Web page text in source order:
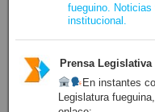
fueguino.
institucional.
Prensa Legislativa
En instantes
Legislatura